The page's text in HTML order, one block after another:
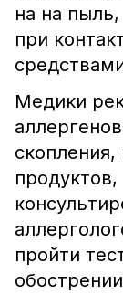
на на
при
Медики
пройти